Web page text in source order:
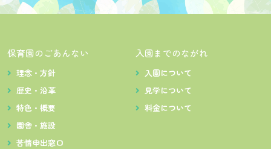
保育園のごあんない
理念・方針
歴史・沿革
特色・概要
園舎・施設
苦情申出窓口
入園までのながれ
入園について
見学について
料金について